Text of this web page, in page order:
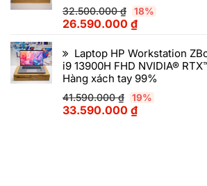
32.500.000₫ 18%
26.590.000 ₫
Laptop HP Workstation
i9 13900H FHD NVIDIA®
Hàng xách tay 99%
41.590.000₫ 19%
33.590.000 ₫